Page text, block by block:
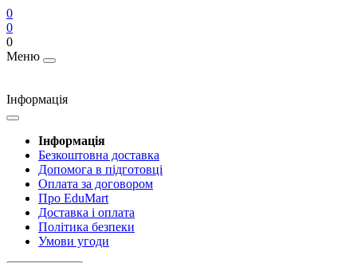
0
0
0
Меню
Інформація
Інформація
Безкоштовна доставка
Допомога в підготовці
Оплата за договором
Про EduMart
Доставка і оплата
Політика безпеки
Умови угоди